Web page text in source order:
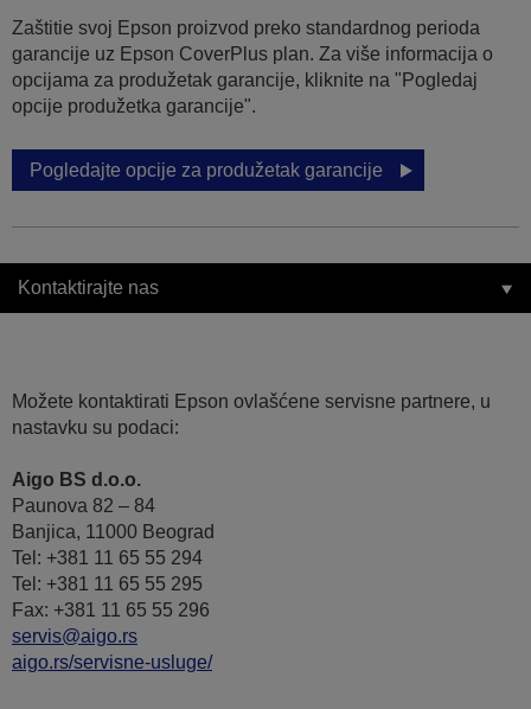
Zaštitie svoj Epson proizvod preko standardnog perioda
garancije uz Epson CoverPlus plan. Za više informacija o
opcijama za produžetak garancije, kliknite na "Pogledaj
opcije produžetka garancije".
Pogledajte opcije za produžetak garancije
Kontaktirajte nas
Možete kontaktirati Epson ovlašćene servisne partnere, u
nastavku su podaci:
Aigo BS d.o.o.
Paunova 82 – 84
Banjica, 11000 Beograd
Tel: +381 11 65 55 294
Tel: +381 11 65 55 295
Fax: +381 11 65 55 296
servis@aigo.rs
aigo.rs/servisne-usluge/